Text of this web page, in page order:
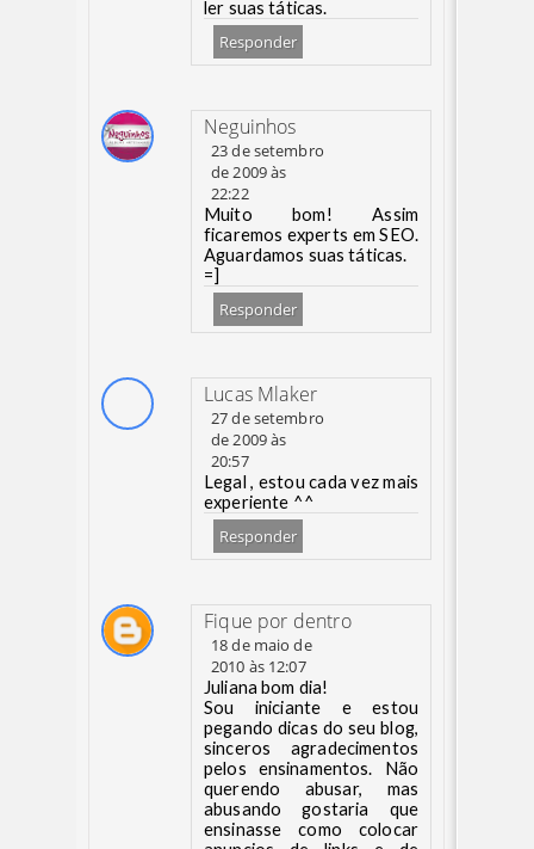
ler suas táticas.
Responder
Neguinhos
23 de setembro
de 2009 às
22:22
Muito bom! Assim
ficaremos experts em SEO.
Aguardamos suas táticas.
=]
Responder
Lucas Mlaker
27 de setembro
de 2009 às
20:57
Legal , estou cada vez mais
experiente ^^
Responder
Fique por dentro
18 de maio de
2010 às 12:07
Juliana bom dia!
Sou iniciante e estou
pegando dicas do seu blog,
sinceros agradecimentos
pelos ensinamentos. Não
querendo abusar, mas
abusando gostaria que
ensinasse como colocar